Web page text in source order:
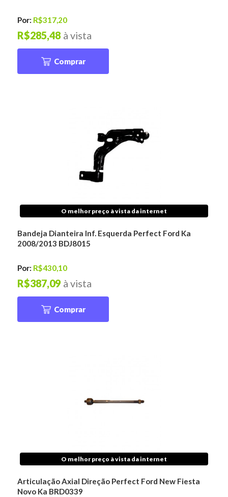
Por: R$317,20
à vista
R$285,48
Comprar
O melhor preço à vista da internet
Bandeja Dianteira Inf. Esquerda Perfect Ford Ka
2008/2013 BDJ8015
Por: R$430,10
à vista
R$387,09
Comprar
O melhor preço à vista da internet
Articulação Axial Direção Perfect Ford New Fiesta
Novo Ka BRD0339